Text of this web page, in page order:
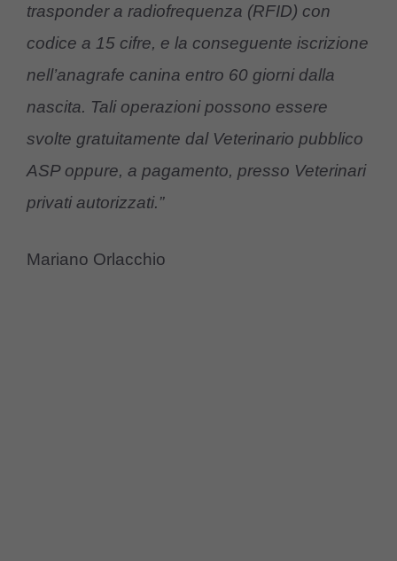
trasponder a radiofrequenza (RFID) con
codice a 15 cifre, e la conseguente iscrizione
nell’anagrafe canina entro 60 giorni dalla
nascita. Tali operazioni possono essere
svolte gratuitamente dal Veterinario pubblico
ASP oppure, a pagamento, presso Veterinari
privati autorizzati.”
Mariano Orlacchio